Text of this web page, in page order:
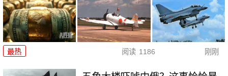
最热 阅读 1186 刚刚